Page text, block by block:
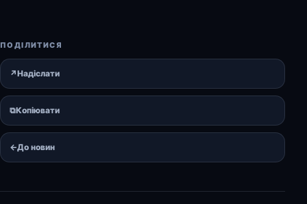
ПОДІЛИТИСЯ
↗Надіслати
⧉Копіювати
←До новин